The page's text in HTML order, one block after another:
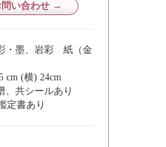
い合わせ →
・墨、岩彩 紙（金
cm (横) 24cm
、共シールあり
定書あり